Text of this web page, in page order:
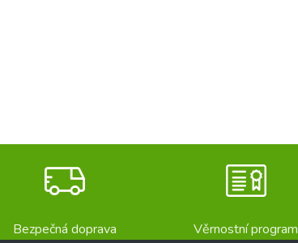
Bezpečná doprava Věrnostní program